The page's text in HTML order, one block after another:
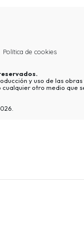
Política de cookies
y uso de las
otro medio que